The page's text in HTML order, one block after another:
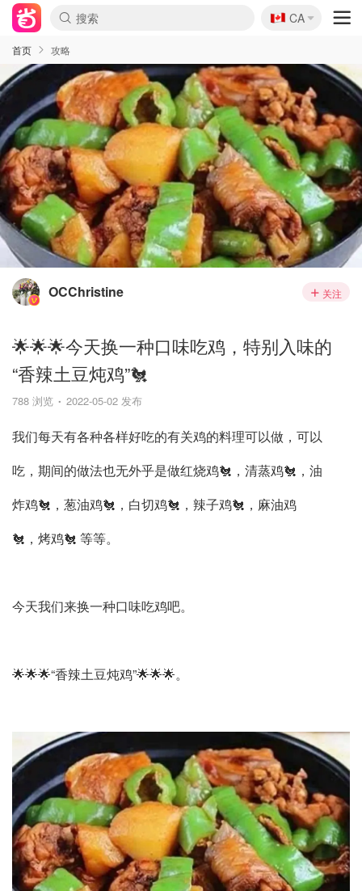
🇨🇦
CA
首页 攻略
OCChristine 关注
🌟🌟🌟今天换一种口味吃鸡，特别入味的
“香辣土豆炖鸡”🐔
788 浏览 2022-05-02 发布
我们每天有各种各样好吃的有关鸡的料理可以做，可以
吃，期间的做法也无外乎是做红烧鸡🐔，清蒸鸡🐔，油
炸鸡🐔，葱油鸡🐔，白切鸡🐔，辣子鸡🐔，麻油鸡
🐔，烤鸡🐔 等等。
今天我们来换一种口味吃鸡吧。
🌟🌟🌟“香辣土豆炖鸡”🌟🌟🌟。